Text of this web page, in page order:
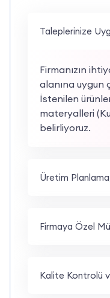
Taleplerinize
Firmanızın
alanına uygun
İstenilen
materyalleri
belirliyoruz.
Üretim
Firmaya Özel
Kalite Kontrolü